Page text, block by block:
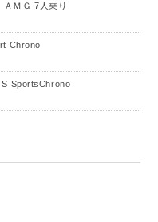
ＭＧ 7人乗り
Chrono
SportsChrono